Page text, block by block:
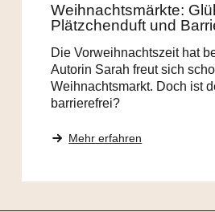
Weihnachtsmärkte:
Plätzchenduft und
Die Vorweihnachtszeit hat
Autorin Sarah freut sich
Weihnachtsmarkt. Doch ist
barrierefrei?
Mehr erfahren